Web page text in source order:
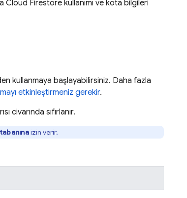
Cloud Firestore kullanımı ve kota bilgileri
kullanmaya başlayabilirsiniz. Daha fazla
etkinleştirmeniz gerekir.
civarında sıfırlanır.
izin verir.